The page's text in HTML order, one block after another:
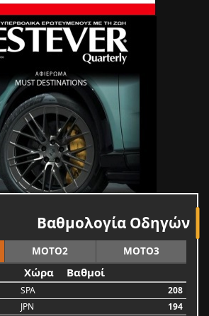
Βαθμολογία Οδηγών
MOTO2 MOTO3
Χώρα Βαθμοί
SPA
208
JPN
194